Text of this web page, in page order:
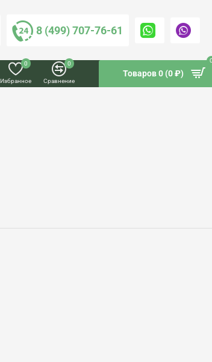
8 (499) 707-76-61
Избранное
0
Сравнение
0
Товаров 0 (0 ₽)